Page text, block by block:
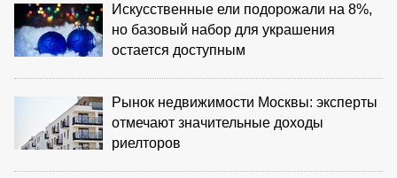
Искусственные ели подорожали на 8%,
но базовый набор для украшения
остается доступным
Рынок недвижимости Москвы: эксперты
отмечают значительные доходы
риелторов